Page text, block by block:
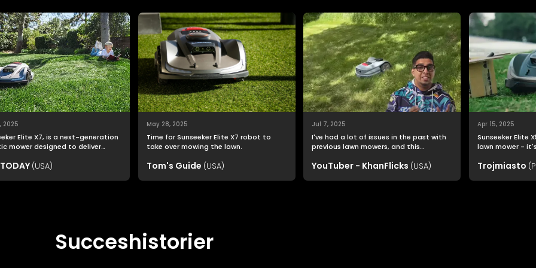
2025
Elite X7, is a next-generation
mower designed to deliver
precision and smart navigation.
(USA)
May 28, 2025
Time for Sunseeker Elite X7 robot to
take over mowing the lawn.
Tom's Guide (USA)
Jul 7, 2025
I've had a lot of issues in the past with
previous lawn mowers, and this
setup than I imagined.
YouTuber - KhanFlicks (USA)
Apr 15, 2025
Sunseeker Elite
lawn mower -
perfectly
Trojmiasto
Succeshistorier